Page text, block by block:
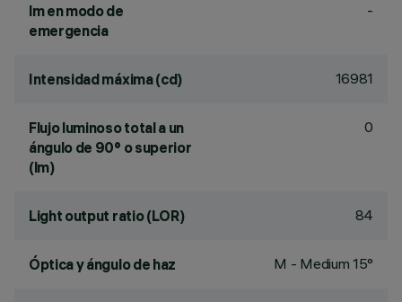
lm en modo de
emergencia
-
Intensidad máxima (cd) 16981
Flujo luminoso total a un
ángulo de 90° o superior
(lm)
0
Light output ratio (LOR) 84
Óptica y ángulo de haz M - Medium 15°